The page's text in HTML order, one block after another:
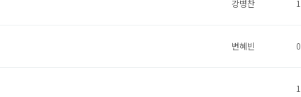
강병찬 1
변혜빈 0
1